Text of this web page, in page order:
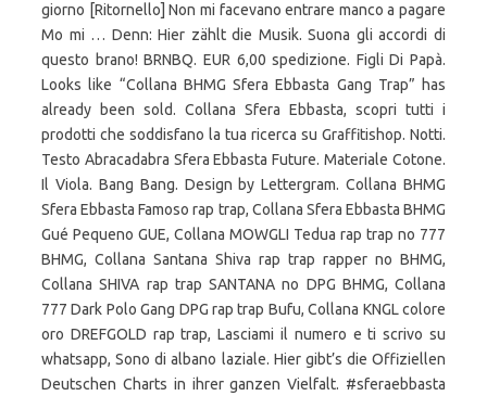
giorno [Ritornello] Non mi facevano entrare manco a pagare
Mo mi … Denn: Hier zählt die Musik. Suona gli accordi di
questo brano! BRNBQ. EUR 6,00 spedizione. Figli Di Papà.
Looks like “Collana BHMG Sfera Ebbasta Gang Trap” has
already been sold. Collana Sfera Ebbasta, scopri tutti i
prodotti che soddisfano la tua ricerca su Graffitishop. Notti.
Testo Abracadabra Sfera Ebbasta Future. Materiale Cotone.
Il Viola. Bang Bang. Design by Lettergram. Collana BHMG
Sfera Ebbasta Famoso rap trap, Collana Sfera Ebbasta BHMG
Gué Pequeno GUE, Collana MOWGLI Tedua rap trap no 777
BHMG, Collana Santana Shiva rap trap rapper no BHMG,
Collana SHIVA rap trap SANTANA no DPG BHMG, Collana
777 Dark Polo Gang DPG rap trap Bufu, Collana KNGL colore
oro DREFGOLD rap trap, Lasciami il numero e ti scrivo su
whatsapp, Sono di albano laziale. Hier gibt’s die Offiziellen
Deutschen Charts in ihrer ganzen Vielfalt. #sferaebbasta